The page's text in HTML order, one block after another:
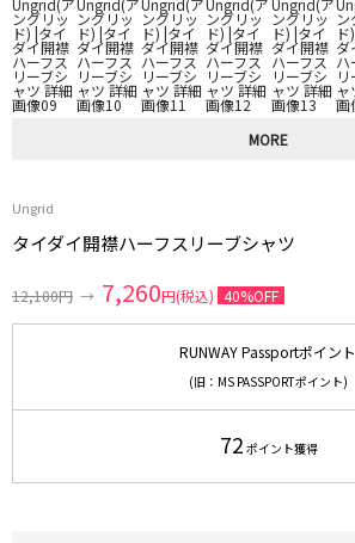
MORE
Ungrid
タイダイ開襟ハーフスリーブシャツ
12,100円 → 7,260円(税込) 40%OFF
RUNWAY Passportポイント
(旧：MS PASSPORTポイント)
72 ポイント獲得